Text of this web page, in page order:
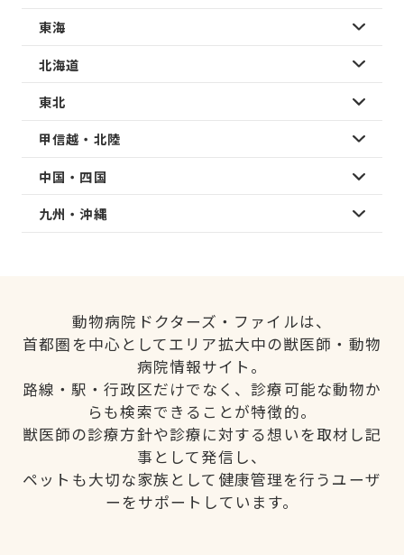
東海
北海道
東北
甲信越・北陸
中国・四国
九州・沖縄
動物病院ドクターズ・ファイルは、
首都圏を中心としてエリア拡大中の獣医師・動物
病院情報サイト。
路線・駅・行政区だけでなく、診療可能な動物か
らも検索できることが特徴的。
獣医師の診療方針や診療に対する想いを取材し記
事として発信し、
ペットも大切な家族として健康管理を行うユーザ
ーをサポートしています。